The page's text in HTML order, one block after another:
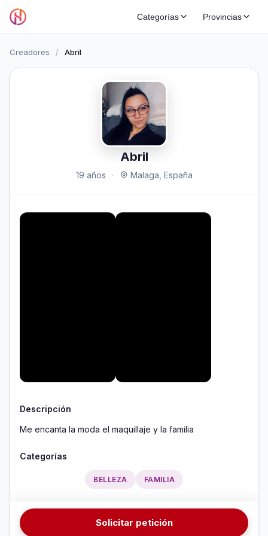
Categorías Provincias
Creadores / Abril
Abril
19 años · Malaga, España
Descripción
Me encanta la moda el maquillaje y la familia
Categorías
BELLEZA FAMILIA
Solicitar petición